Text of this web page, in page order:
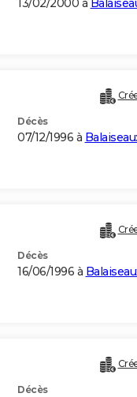
13/02/2000 à
Décès
07/12/1996 à
Décès
16/06/1996 à
Décès